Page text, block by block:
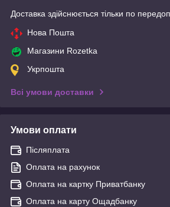
Доставка здійснюється тільки по
Нова Пошта
Магазини Rozetka
Укрпошта
Всі умови доставки
Умови оплати
Післяплата
Оплата на рахунок
Оплата на картку Приватбанку
Оплата на карту Ощадбанку